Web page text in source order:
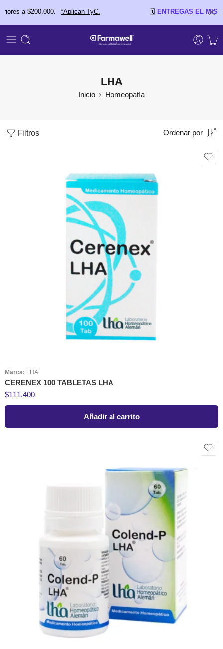
*Aplican TyC. ENTREGAS EL MISMO DÍA: en
LHA
Inicio Homeopatía
Filtros Ordenar por
Marca: LHA
CERENEX 100 TABLETAS LHA
$111,400
Añadir al carrito